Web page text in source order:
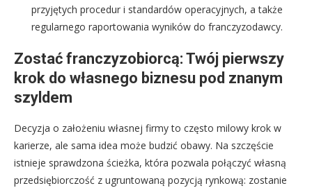
przyjętych procedur i standardów operacyjnych, a także
regularnego raportowania wyników do franczyzodawcy.
Zostać franczyzobiorcą: Twój pierwszy
krok do własnego biznesu pod znanym
szyldem
Decyzja o założeniu własnej firmy to często milowy krok w
karierze, ale sama idea może budzić obawy. Na szczęście
istnieje sprawdzona ścieżka, która pozwala połączyć własną
przedsiębiorczość z ugruntowaną pozycją rynkową: zostanie